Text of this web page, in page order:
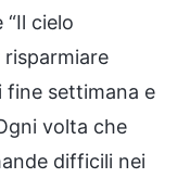
cielo
risparmiare
fine settimana e
volta che
difficili nei